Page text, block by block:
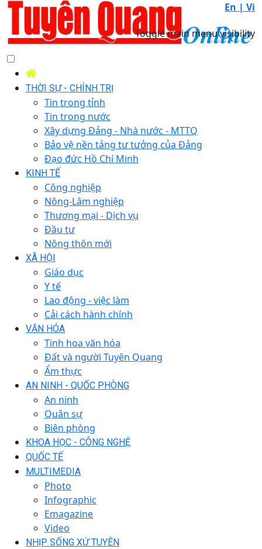
En | Vi
Toggle main menu visibility
THỜI SỰ - CHÍNH TRỊ
Tin trong tỉnh
Tin trong nước
Xây dựng Đảng - Nhà nước - MTTQ
Bảo vệ nền tảng tư tưởng của Đảng
Đạo đức Hồ Chí Minh
KINH TẾ
Công nghiệp
Nông-Lâm nghiệp
Thương mại - Dịch vụ
Đầu tư
Nông thôn mới
XÃ HỘI
Giáo dục
Y tế
Lao động - việc làm
Cải cách hành chính
VĂN HÓA
Tinh hoa văn hóa
Đất và người Tuyên Quang
Ẩm thực
AN NINH - QUỐC PHÒNG
An ninh
Quân sự
Biên phòng
KHOA HỌC - CÔNG NGHỆ
QUỐC TẾ
MULTIMEDIA
Photo
Infographic
Emagazine
Video
NHỊP SỐNG XỨ TUYÊN